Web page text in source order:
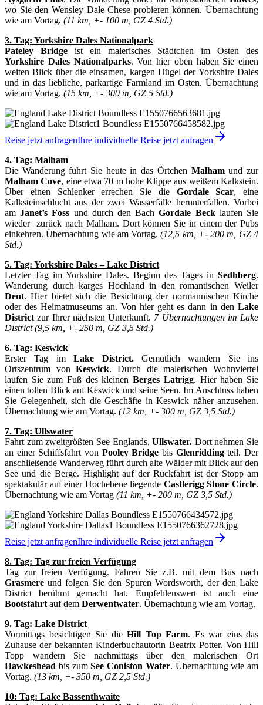
wo Sie den Wensley Dale Chese probieren können. Übernachtung
wie am Vortag. (11 km, +- 100 m, GZ 4 Std.)
3. Tag: Yorkshire Dales Nationalpark
Pateley Bridge ist ein malerisches Städtchen im Osten des
Yorkshire Dales Nationalparks. Von hier oben haben Sie einen
weiten Blick über die einsamen, kargen Hügel der Yorkshire Dales
und in das liebliche, parkartige Farmland im Osten. Übernachtung
wie am Vortag. (15 km, +- 300 m, GZ 5 Std.)
Reise jetzt anfragenIhre individuelle Reise jetzt anfragen
4. Tag: Malham
Die Wanderung führt Sie heute in das Örtchen Malhamund zur
Malham Cove, eine etwa 70 m hohe Klippe aus weißem Kalkstein.
Über einen Schlenker errechen Sie die Gordale Scar, eine
Kalksteinschlucht aus der zwei Wasserfälle herunterfallen. Vorbei
amJanet’s Foss und durch den BachGordale Becklaufen Sie
wieder zurück nach Malham. Dort können Sie in einem der Pubs
einkehren. Übernachtung wie am Vortag.(12,5 km, +- 200 m, GZ 4
Std.)
5. Tag: Yorkshire Dales – Lake District
Letzter Tag im Yorkshire Dales. Beginn des Tages in Sedhberg.
Wanderung durch karges Hochland in den romantischen Weiler
Dent. Hier bietet sich die Besichtung der normannischen Kirche
oder des Heimatmuseums an. Von hier geht es dann in den Lake
District zur Ihrer nächsten Unterkunft. 7 Übernachtungen im Lake
District (9,5 km, +- 250 m, GZ 3,5 Std.)
6. Tag: Keswick
Erster Tag imLake District.Gemütlich wandern Sie ins
Ortszentrum vonKeswick. Durch die malerischen Wohnviertel
laufen Sie zum Fuß des kleinenBerges Latrigg. Hier haben Sie
einen tollen Blick auf Keswick und seine Seen. Im Anschluss haben
Sie Gelegenheit, sich die Geschäfte in Keswick näher anzusehen.
Übernachtung wie am Vortag. (12 km, +- 300 m, GZ 3,5 Std.)
7. Tag: Ullswater
Fahrt zum zweitgrößten See Englands,Ullswater. Dort nehmen Sie
an einer Schiffsfahrt von Pooley Bridge bis Glenriddingteil. Der
anschließende Wanderweg führt durch alte Wälder mit Blick auf den
See und die Berge. Highlight auf der Rückfahrt ist der Stopp am
spektakulär auf einer Hochebene liegende Castlerigg Stone Circle.
Übernachtung wie am Vortag (11 km, +- 200 m, GZ 3,5 Std.)
Reise jetzt anfragenIhre individuelle Reise jetzt anfragen
8. Tag: Tag zur freien Verfügung
Tag zur freien Verfügung. Fahren Sie z.B. mit dem Bus nach
Grasmere und folgen Sie den Spuren Wordsworth, der den Lake
District berühmt gemacht hat. Empfehlenswert ist auch eine
Bootsfahrt auf dem Derwentwater. Übernachtung wie am Vortag.
9. Tag: Lake District
Vormittags besichtigen Sie die Hill Top Farm. Es war eins das
Zuhause der bekannten Kinderbuchautorin Beatrix Potter. Von Hill
Topp wandern Sie nachmittags über den malerischen Ort
Hawkeshead bis zumSee Coniston Water. Übernachtung wie am
Vortag. (13 km, +- 350 m, GZ 2,5 Std.)
10: Tag: Lake Bassenthwaite